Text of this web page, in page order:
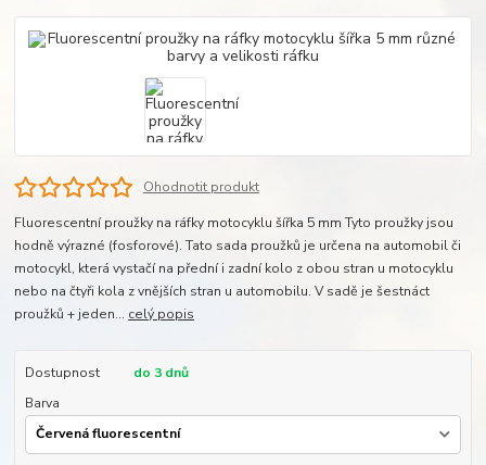
Ohodnotit produkt
Fluorescentní proužky na ráfky motocyklu šířka 5 mm Tyto proužky jsou
hodně výrazné (fosforové). Tato sada proužků je určena na automobil či
motocykl, která vystačí na přední i zadní kolo z obou stran u motocyklu
nebo na čtyři kola z vnějších stran u automobilu. V sadě je šestnáct
proužků + jeden... celý popis
Dostupnost
do 3 dnů
Barva